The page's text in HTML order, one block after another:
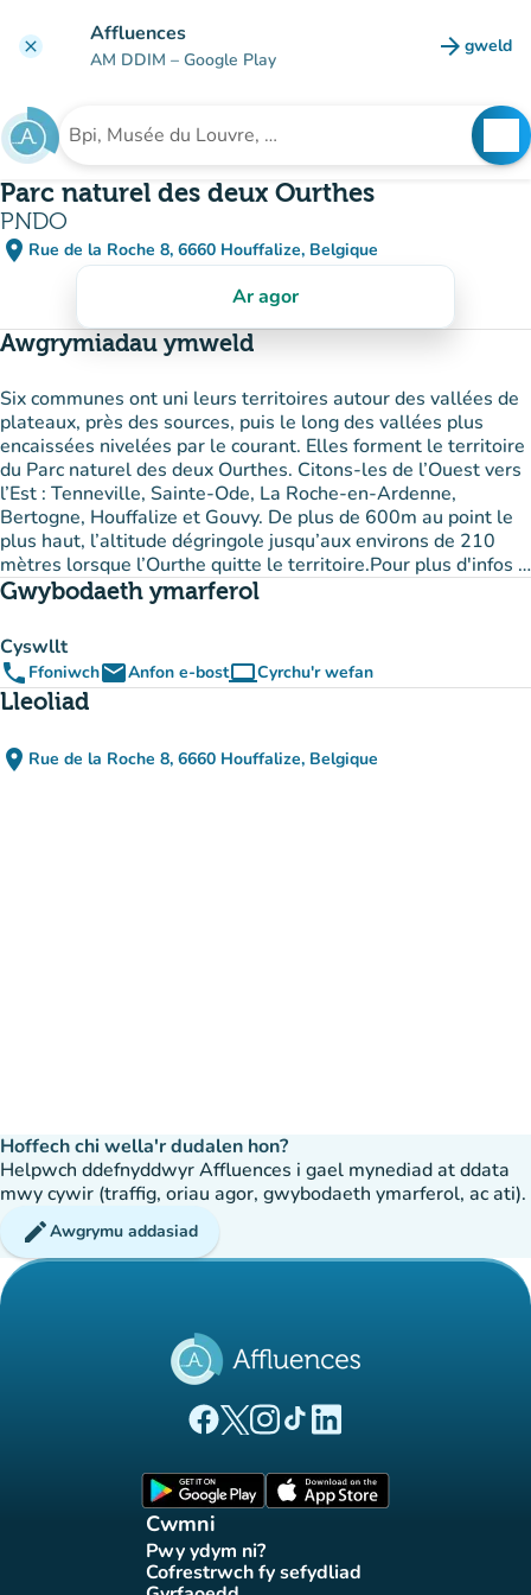
clear Affluences
AM DDIM – Google Play arrow_forward gweld
(tab
Chwilio am sefydliad
Parc naturel des deux Ourthes
PNDO
place Rue de la Roche 8, 6660 Houffalize, Belgique
(agor yn Google Maps)
(tab newydd)
Ar agor
Awgrymiadau ymweld
Six communes ont uni leurs territoires autour des vallées de
plateaux, près des sources, puis le long des vallées plus
encaissées nivelées par le courant. Elles forment le territoire
du Parc naturel des deux Ourthes. Citons-les de l’Ouest vers
l’Est : Tenneville, Sainte-Ode, La Roche-en-Ardenne,
Bertogne, Houffalize et Gouvy. De plus de 600m au point le
plus haut, l’altitude dégringole jusqu’aux environs de 210
mètres lorsque l’Ourthe quitte le territoire.Pour plus d'infos :
sites naturelsà découvrir etrandonnées
Gwybodaeth ymarferol
Cyswllt
phone FfoniwchemailAnfon e-bostcomputerCyrchu'r wefan
(tab newydd)
Lleoliad
place Rue de la Roche 8, 6660 Houffalize, Belgique
(agor yn Google Maps)
(tab newydd)
Hoffech chi wella'r dudalen hon?
Helpwch ddefnyddwyr Affluences i gael mynediad at ddata
mwy cywir (traffig, oriau agor, gwybodaeth ymarferol, ac ati).
editAwgrymu addasiad
(tab newydd)
(tab newydd)
(tab newydd)
(tab newydd)
(tab newydd)
Cwmni
Pwy ydym ni?
(tab newydd)
Cofrestrwch fy sefydliad
(tab newydd)